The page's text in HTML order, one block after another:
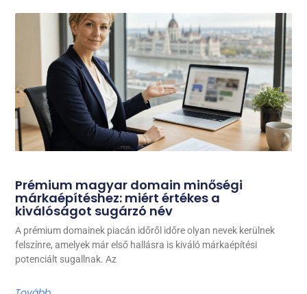
Prémium magyar domain minőségi
márkaépítéshez: miért értékes a
kiválóságot sugárzó név
A prémium domainek piacán időről időre olyan nevek kerülnek
felszínre, amelyek már első hallásra is kiváló márkaépítési
potenciált sugallnak. Az